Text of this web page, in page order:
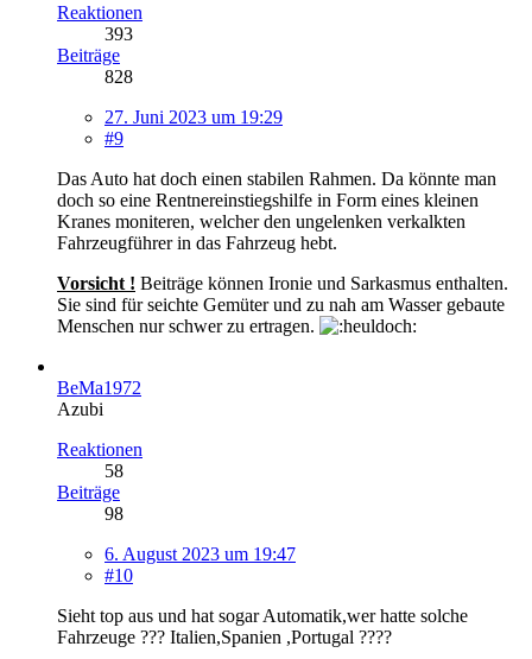
Reaktionen
393
Beiträge
828
27. Juni 2023 um 19:29
#9
Das Auto hat doch einen stabilen Rahmen. Da könnte man
doch so eine Rentnereinstiegshilfe in Form eines kleinen
Kranes moniteren, welcher den ungelenken verkalkten
Fahrzeugführer in das Fahrzeug hebt.
Vorsicht ! Beiträge können Ironie und Sarkasmus enthalten.
Sie sind für seichte Gemüter und zu nah am Wasser gebaute
Menschen nur schwer zu ertragen.
BeMa1972
Azubi
Reaktionen
58
Beiträge
98
6. August 2023 um 19:47
#10
Sieht top aus und hat sogar Automatik,wer hatte solche
Fahrzeuge ??? Italien,Spanien ,Portugal ????